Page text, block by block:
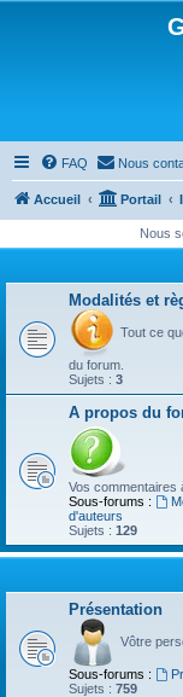
FAQ Nous
Accueil Portail
Nous
Modalités et
Tout ce
du forum.
Sujets : 3
A propos du
Vos commentaires
Sous-forums :
d'auteurs
Sujets : 129
Présentation
Vôtre
Sous-forums :
Sujets : 759